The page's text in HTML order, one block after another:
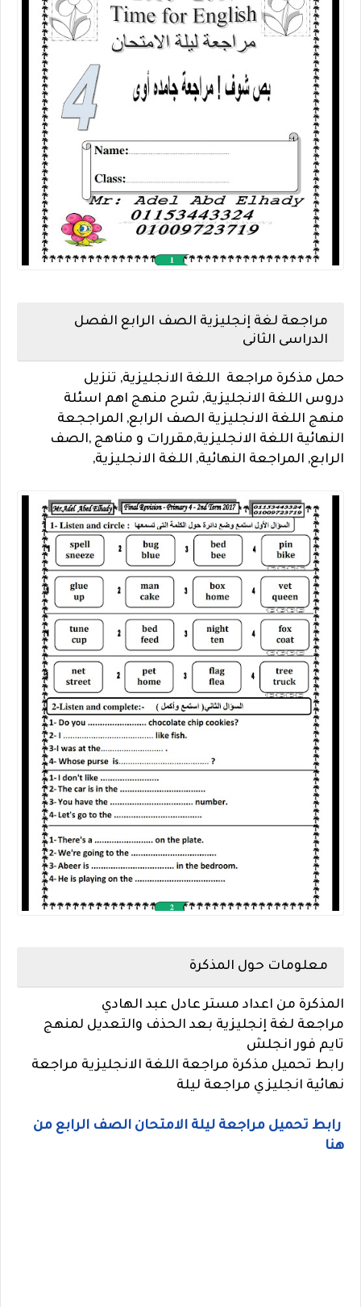
مراجعة لغة إنجليزية الصف الرابع الفصل
الدراسى الثانى
حمل مذكرة مراجعة اللغة الانجليزية, تنزيل
دروس اللغة الانجليزية, شرح منهج اهم اسئلة
منهج اللغة الانجليزية الصف الرابع, المراججعة
النهائية اللغة الانجليزية,مقررات و مناهج ,الصف
الرابع, المراجعة النهائية, اللغة الانجليزية,
معلومات حول المذكرة
المذكرة من اعداد مستر عادل عبد الهادي
مراجعة لغة إنجليزية بعد الحذف والتعديل لمنهج
تايم فور انجلش
رابط تحميل مذكرة مراجعة اللغة الانجليزية مراجعة
نهائية انجليزي مراجعة ليلة
رابط تحميل مراجعة ليلة الامتحان الصف الرابع من
هنا